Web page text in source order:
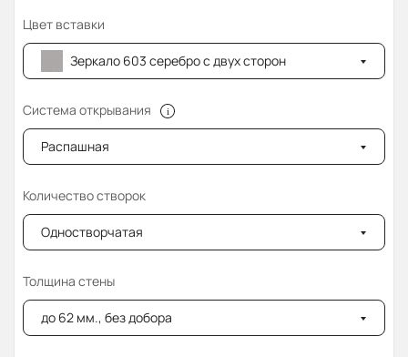
Цвет вставки
Зеркало 603 серебро с двух сторон
Система открывания
Распашная
Количество створок
Одностворчатая
Толщина стены
до 62 мм., без добора